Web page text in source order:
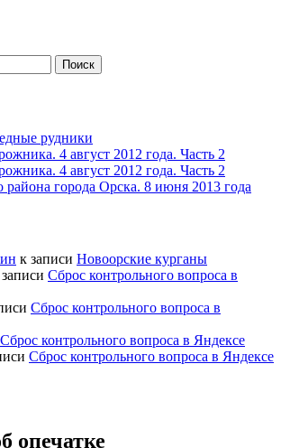
к записи Новоорские курганы
Сброс контрольного вопроса в
Сброс контрольного вопроса в
Сброс контрольного вопроса в Яндексе
Сброс контрольного вопроса в Яндексе
опечатке